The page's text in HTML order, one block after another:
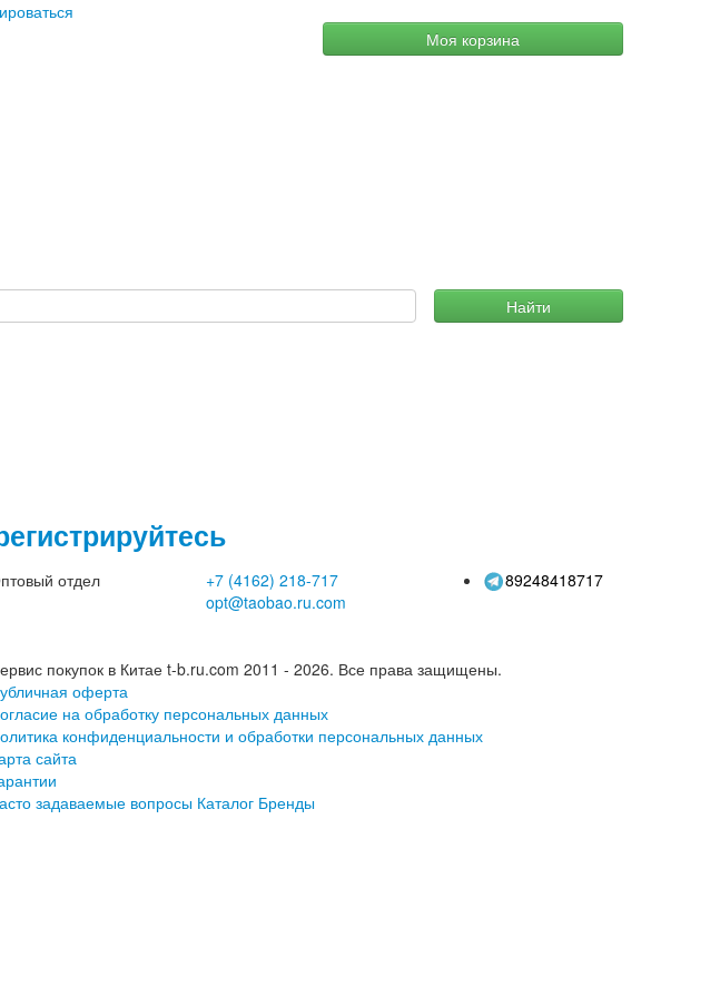
Моя корзина
Найти
отдел +7 (4162) 218-717
opt@taobao.ru.com
89248418717
покупок в Китае t-b.ru.com 2011 - 2026. Все права защищены.
оферта
на обработку персональных данных
конфиденциальности и обработки персональных данных
сайта
задаваемые вопросы Каталог Бренды